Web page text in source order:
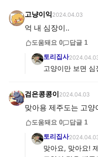
고냥이익 2024.04.03
억 내 심장이..
도움돼요 0 답글 1
토리집사
고양이만 보면
검은콩콩이 2024.04.03
맞아용 제주도는 고양
도움돼요 0 답글 1
토리집사
맞아요, 맞아요!